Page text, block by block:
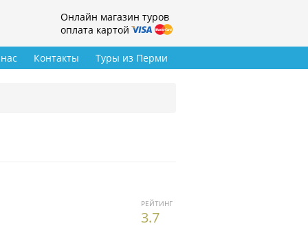
Онлайн магазин туров
оплата картой
Туры из Перми
Контакты
РЕЙТИНГ
3.7